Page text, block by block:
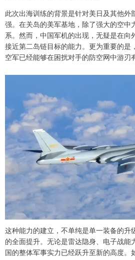
此次出海训练的背景是针对美日及其他外
强。在关岛的美军基地，除了强大的空中
系。然而，中国军机的出现，无疑是在向
接近第二岛链目标的能力。更为重要的是
空军已经能够在困扰对手的防空网中游刃
这种能力的建立，不单纯是单一装备的升
的全面提升。无论是雷达隐身、电子战能
国的整体军事实力已经跃升至新的高度。